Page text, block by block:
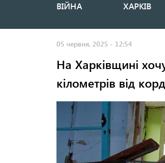
Основная
ВІЙНА ХАРКІВ
05 червня, 2025 - 12:54
На Харківщині
кілометрів від